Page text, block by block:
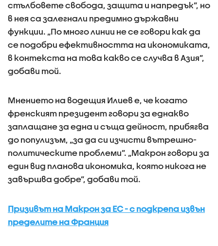
стълбовете свобода, защита и напредък”, но
в нея са залегнали предимно държавни
функции. „По много линии не се говори как да
се подобри ефективността на икономиката,
в контекста на това какво се случва в Азия”,
добави той.
Мнението на водещия Илиев е, че когато
френският президент говори за еднакво
заплащане за една и съща дейност, прибягва
до популизъм, „за да си изчисти вътрешно-
политическите проблеми”. „Макрон говори за
един вид планова икономика, която никога не
завършва добре”, добави той.
Призивът на Макрон за ЕС - с подкрепа извън
пределите на Франция